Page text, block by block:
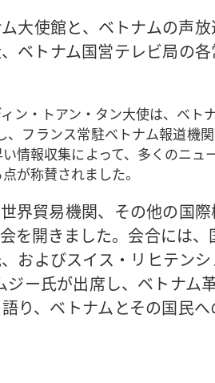
大使館と、ベトナムの声
ベトナム国営テレビ局の
ン・トアン・タン大使は、ベト
フランス常駐ベトナム報道機
情報収集によって、多くのニュ
が称賛されました。
界貿易機関、その他の国
を開きました。会合には
およびスイス・リヒテン
ジー氏が出席し、ベトナム
り、ベトナムとその国民